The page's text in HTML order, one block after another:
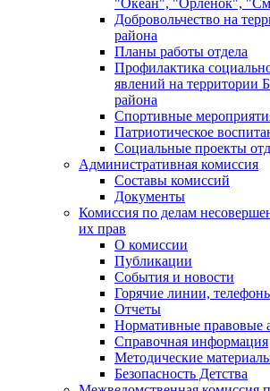
"Океан", "Орленок",
Добровольчество на
района
Планы работы отдела
Профилактика
явлений на территории
района
Спортивные
Патриотическое
Социальные проекты
Административная комиссия
Составы комиссий
Документы
Комиссия по делам
их прав
О комиссии
Публикации
События и новости
Горячие линии,
Отчеты
Нормативные правовые
Справочная информация
Методические
Безопасность Детства